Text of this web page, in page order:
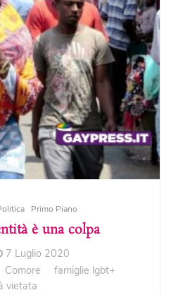
Primo Piano
è una colpa
7 Luglio 2020
Comore
famiglie lgbt+
vietata